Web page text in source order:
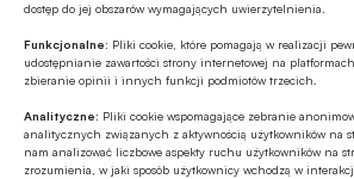
dostęp do jej obszarów wymagających uwierzytelnienia.
Funkcjonalne: Pliki cookie, które pomagają w realizacji
udostępnianie zawartości strony internetowej na platformach
zbieranie opinii i innych funkcji podmiotów trzecich.
Analityczne: Pliki cookie wspomagające zebranie
analitycznych związanych z aktywnością użytkowników na
nam analizować liczbowe aspekty ruchu użytkowników na
zrozumienia, w jaki sposób użytkownicy wchodzą w
cyfrowych jako
wakacyjnych podróży
BEZGOTÓWKOWO
Raport Mastercard:
przygotować się na
Tożsamości Cyfrowej